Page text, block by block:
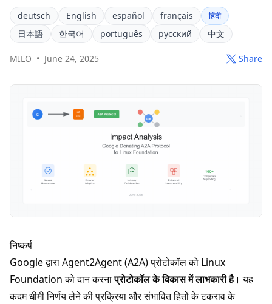
deutsch English español français
हिंदी
日本語
한국어 português русский 中文
MILO • June 24, 2025 Share
निष्कर्ष
Google द्वारा Agent2Agent (A2A) प्रोटोकॉल को Linux
Foundation को दान करनाप्रोटोकॉल के विकास में लाभकारी है। यह
कदम धीमी निर्णय लेने की प्रक्रिया और संभावित हितों के टकराव के